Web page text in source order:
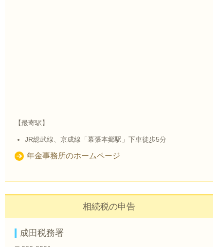
【最寄駅】
JR総武線、京成線「幕張本郷駅」下車徒歩5分
年金事務所のホームページ
相続税の申告
成田税務署